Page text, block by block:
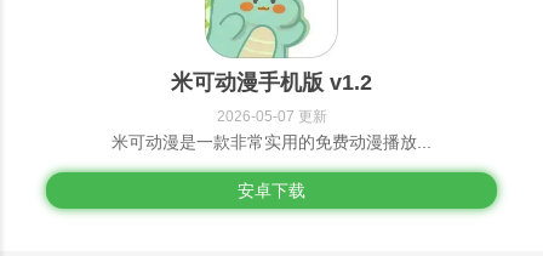
米可动漫手机版 v1.2
2026-05-07 更新
米可动漫是一款非常实用的免费动漫播放...
安卓下载